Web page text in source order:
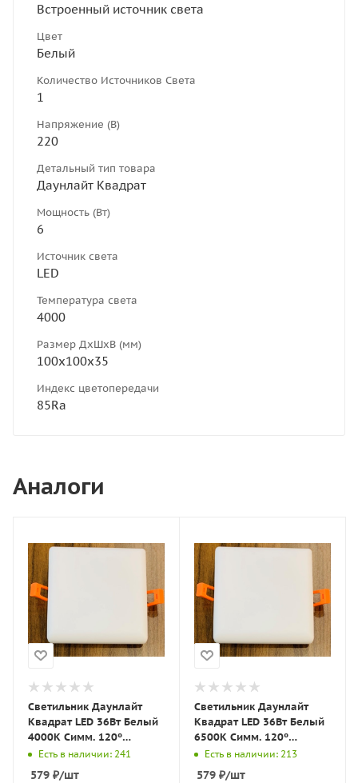
Встроенный источник света
Цвет
Белый
Количество Источников Света
1
Напряжение (В)
220
Детальный тип товара
Даунлайт Квадрат
Мощность (Вт)
6
Источник света
LED
Температура света
4000
Размер ДхШхВ (мм)
100х100х35
Индекс цветопередачи
85Ra
Аналоги
Светильник Даунлайт
Квадрат LED 36Вт Белый
4000K Симм. 120º
2300Лм 225x34мм WS036
Есть в наличии: 241
579 ₽/шт
Светильник Даунлайт
Квадрат LED 36Вт Белый
6500K Симм. 120º
2300Лм 225x34мм WS036
Есть в наличии: 213
579 ₽/шт